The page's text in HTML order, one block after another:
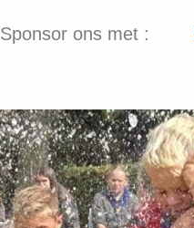
Sponsor ons met :